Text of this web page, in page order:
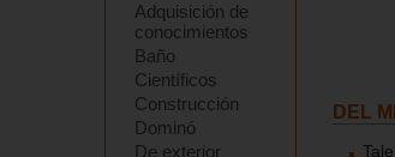
Adquisición de
conocimientos
Baño
Científicos
Construcción
Dominó
De exterior
DEL